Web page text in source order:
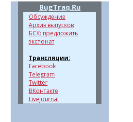
BugTraq.Ru
Обсуждение
Архив выпусков
БСК: предложить
экспонат
Трансляции:
Facebook
Telegram
Twitter
ВКонтакте
LiveJournal